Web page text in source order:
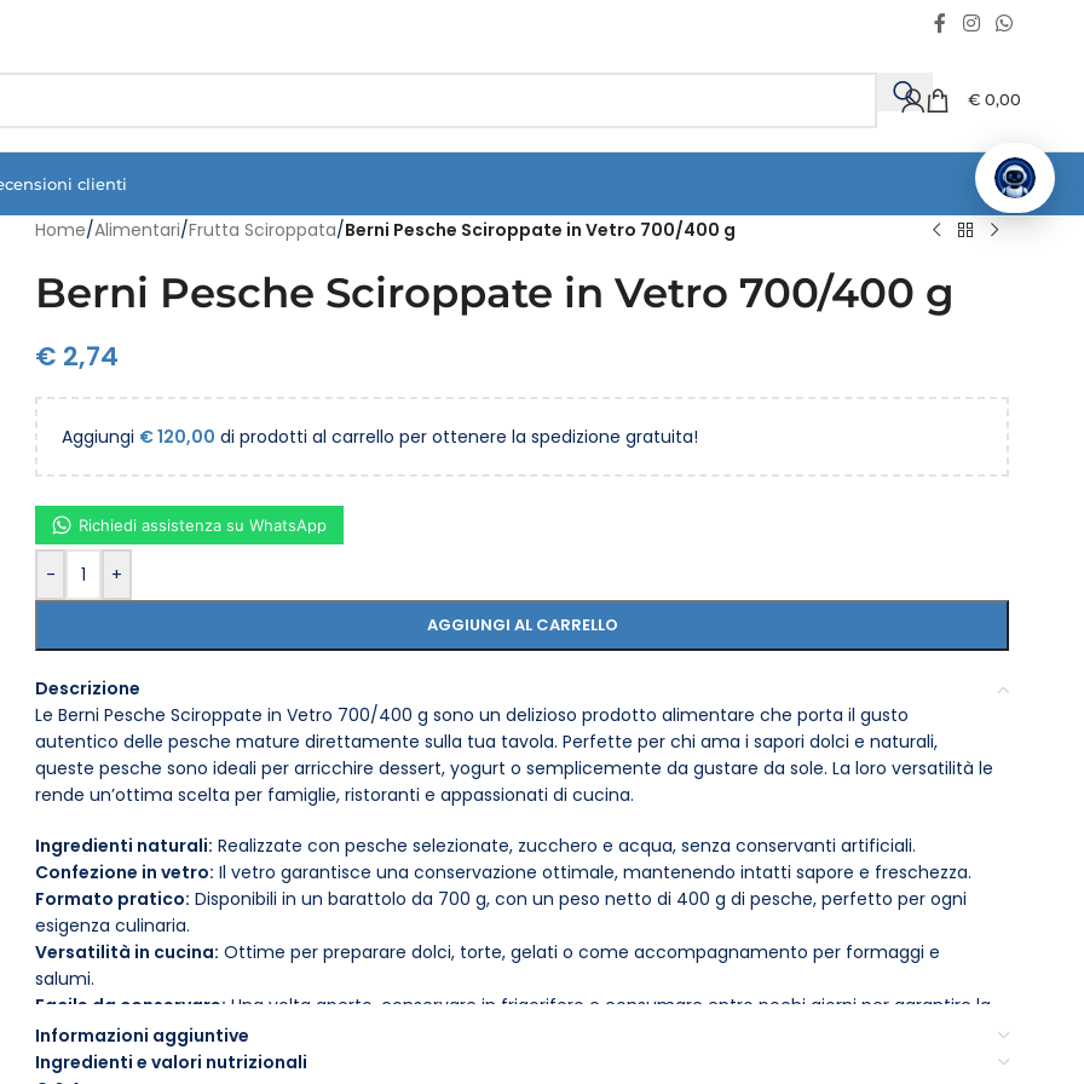
€ 0,00
clienti
Home/Alimentari/Frutta Sciroppata/Berni Pesche Sciroppate in Vetro 700/400 g
Berni Pesche Sciroppate in Vetro 700/400 g
€ 2,74
Aggiungi €120,00 di prodotti al carrello per ottenere la spedizione gratuita!
- +
AGGIUNGI AL CARRELLO
Richiedi assistenza su WhatsApp
Descrizione
Le Berni Pesche Sciroppate in Vetro 700/400 g sono un delizioso prodotto alimentare che porta il gusto
autentico delle pesche mature direttamente sulla tua tavola. Perfette per chi ama i sapori dolci e naturali,
queste pesche sono ideali per arricchire dessert, yogurt o semplicemente da gustare da sole. La loro versatilità le
rende un’ottima scelta per famiglie, ristoranti e appassionati di cucina.
Ingredienti naturali: Realizzate con pesche selezionate, zucchero e acqua, senza conservanti artificiali.
Confezione in vetro: Il vetro garantisce una conservazione ottimale, mantenendo intatti sapore e freschezza.
Formato pratico: Disponibili in un barattolo da 700 g, con un peso netto di 400 g di pesche, perfetto per ogni
esigenza culinaria.
Versatilità in cucina: Ottime per preparare dolci, torte, gelati o come accompagnamento per formaggi e
salumi.
Facile da conservare: Una volta aperto, conservare in frigorifero e consumare entro pochi giorni per garantire la
massima freschezza.
Gusto autentico:Le pesche sono raccolte al giusto grado di maturazione, offrendo un sapore dolce e succoso.
Informazioni aggiuntive
Ingredienti e valori nutrizionali